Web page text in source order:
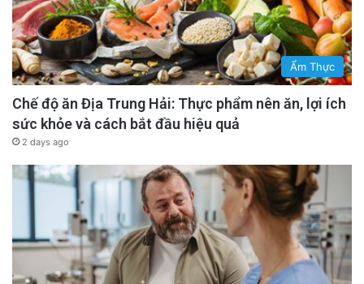
Ẩm Thực
Chế độ ăn Địa Trung Hải: Thực phẩm nên ăn, lợi ích
sức khỏe và cách bắt đầu hiệu quả
2 days ago